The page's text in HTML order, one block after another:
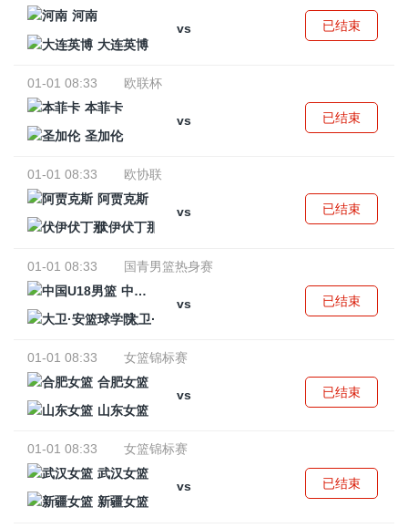
河南
vs
大连英博
已结束
01-01 08:33
欧联杯
本菲卡
vs
圣加伦
已结束
01-01 08:33
欧协联
阿贾克斯
vs
伏伊伏丁那
已结束
01-01 08:33
国青男篮热身赛
中国U18男篮
vs
大卫·安篮球学院
已结束
01-01 08:33
女篮锦标赛
合肥女篮
vs
山东女篮
已结束
01-01 08:33
女篮锦标赛
武汉女篮
vs
新疆女篮
已结束